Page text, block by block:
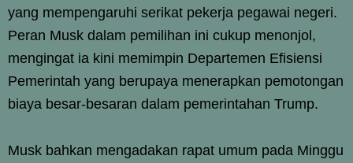
yang mempengaruhi serikat pekerja pegawai negeri.
Peran Musk dalam pemilihan ini cukup menonjol,
mengingat ia kini memimpin Departemen Efisiensi
Pemerintah yang berupaya menerapkan pemotongan
biaya besar-besaran dalam pemerintahan Trump.
Musk bahkan mengadakan rapat umum pada Minggu